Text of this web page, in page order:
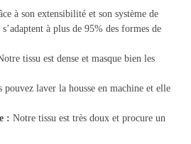
à son extensibilité et son système de
s’adaptent à plus de 95% des formes de
tissu est dense et masque bien les
pouvez laver la housse en machine et elle
: Notre tissu est très doux et procure un